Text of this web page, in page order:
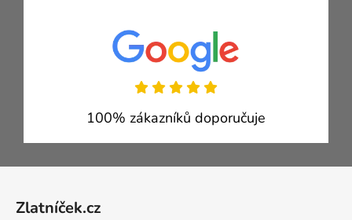
100% zákazníků doporučuje
Zlatníček.cz